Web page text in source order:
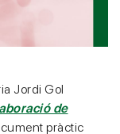
Jordi Gol
de
pràctic